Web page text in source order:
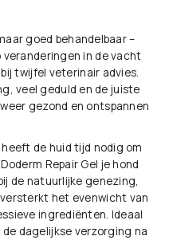
goed behandelbaar –
in de vacht
twijfel veterinair advies.
veel geduld en de juiste
gezond en ontspannen
de huid tijd nodig om
Doderm Repair Gel je hond
de natuurlijke genezing,
het evenwicht van
ingrediënten. Ideaal
dagelijkse verzorging na